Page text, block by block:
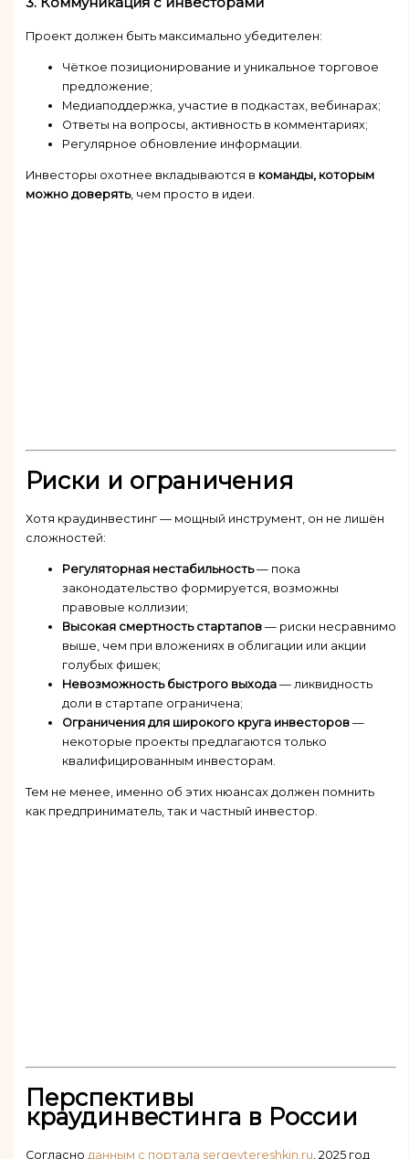
Проект должен быть максимально убедителен:
Чёткое позиционирование и уникальное торговое
предложение;
Медиаподдержка, участие в подкастах, вебинарах;
Ответы на вопросы, активность в комментариях;
Регулярное обновление информации.
Инвесторы охотнее вкладываются в команды, которым
можно доверять, чем просто в идеи.
Риски и ограничения
Хотя краудинвестинг — мощный инструмент, он не лишён
сложностей:
Регуляторная нестабильность— пока
законодательство формируется, возможны
правовые коллизии;
Высокая смертность стартапов— риски несравнимо
выше, чем при вложениях в облигации или акции
голубых фишек;
Невозможность быстрого выхода— ликвидность
доли в стартапе ограничена;
Ограничения для широкого круга инвесторов—
некоторые проекты предлагаются только
квалифицированным инвесторам.
Тем не менее, именно об этих нюансах должен помнить
как предприниматель, так и частный инвестор.
Перспективы
краудинвестинга в России
Согласно данным с портала sergeytereshkin.ru, 2025 год